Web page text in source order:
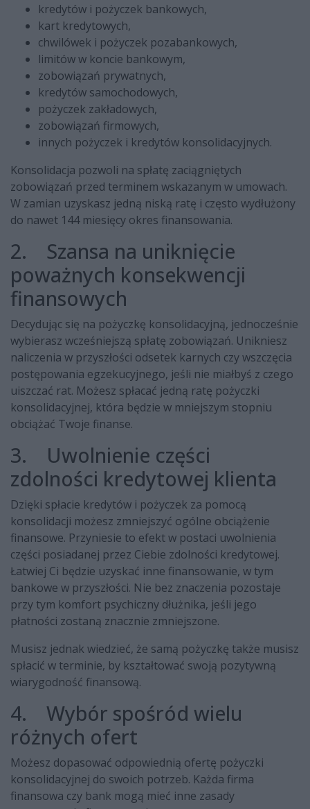
kredytów i pożyczek bankowych,
kart kredytowych,
chwilówek i pożyczek pozabankowych,
limitów w koncie bankowym,
zobowiązań prywatnych,
kredytów samochodowych,
pożyczek zakładowych,
zobowiązań firmowych,
innych pożyczek i kredytów konsolidacyjnych.
Konsolidacja pozwoli na spłatę zaciągniętych
zobowiązań przed terminem wskazanym w umowach.
W zamian uzyskasz jedną niską ratę i często wydłużony
do nawet 144 miesięcy okres finansowania.
2. Szansa na uniknięcie
poważnych konsekwencji
finansowych
Decydując się na pożyczkę konsolidacyjną, jednocześnie
wybierasz wcześniejszą spłatę zobowiązań. Unikniesz
naliczenia w przyszłości odsetek karnych czy wszczęcia
postępowania egzekucyjnego, jeśli nie miałbyś z czego
uiszczać rat. Możesz spłacać jedną ratę pożyczki
konsolidacyjnej, która będzie w mniejszym stopniu
obciążać Twoje finanse.
3. Uwolnienie części
zdolności kredytowej klienta
Dzięki spłacie kredytów i pożyczek za pomocą
konsolidacji możesz zmniejszyć ogólne obciążenie
finansowe. Przyniesie to efekt w postaci uwolnienia
części posiadanej przez Ciebie zdolności kredytowej.
Łatwiej Ci będzie uzyskać inne finansowanie, w tym
bankowe w przyszłości. Nie bez znaczenia pozostaje
przy tym komfort psychiczny dłużnika, jeśli jego
płatności zostaną znacznie zmniejszone.
Musisz jednak wiedzieć, że samą pożyczkę także musisz
spłacić w terminie, by kształtować swoją pozytywną
wiarygodność finansową.
4. Wybór spośród wielu
różnych ofert
Możesz dopasować odpowiednią ofertę pożyczki
konsolidacyjnej do swoich potrzeb. Każda firma
finansowa czy bank mogą mieć inne zasady